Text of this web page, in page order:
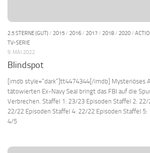
2.5 STERNE (GUT) / 2015 / 2016 / 2017 / 2018 / 2020 /
TV-SERIE
9. MAI 2022
Blindspot
[imdb style=“dark“]tt4474344[/imdb] Mysteriöses
tätowierten Ex-Navy Seal bringt das FBI auf die
Verbrechen. Staffel 1: 23/23 Episoden Staffel 2:
22/22 Episoden Staffel 4: 22/22 Episoden Staffel
4/5